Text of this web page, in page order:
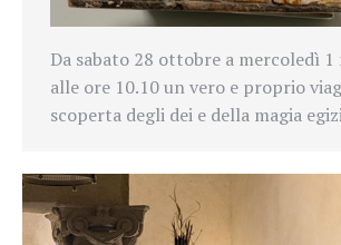
Da sabato 28 ottobre a mercoledì 1
alle ore 10.10 un vero e proprio
scoperta degli dei e della magia